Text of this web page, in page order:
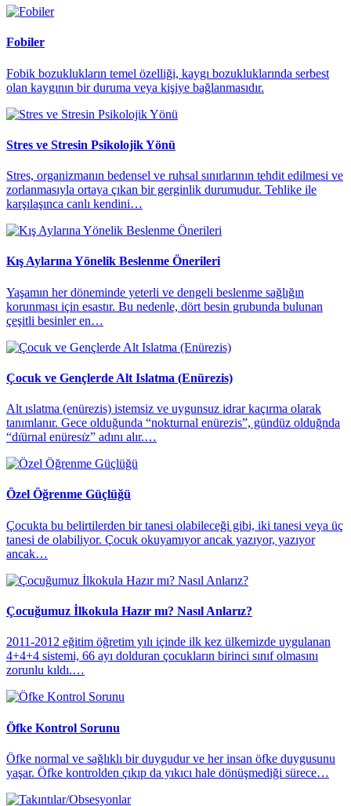
Fobiler
Fobik bozuklukların temel özelliği, kaygı bozukluklarında serbest
olan kaygının bir duruma veya kişiye bağlanmasıdır.
Stres ve Stresin Psikolojik Yönü
Stres, organizmanın bedensel ve ruhsal sınırlarının tehdit edilmesi ve
zorlanmasıyla ortaya çıkan bir gerginlik durumudur. Tehlike ile
karşılaşınca canlı kendini…
Kış Aylarına Yönelik Beslenme Önerileri
Yaşamın her döneminde yeterli ve dengeli beslenme sağlığın
korunması için esastır. Bu nedenle, dört besin grubunda bulunan
çeşitli besinler en…
Çocuk ve Gençlerde Alt Islatma (Enürezis)
Alt ıslatma (enürezis) istemsiz ve uygunsuz idrar kaçırma olarak
tanımlanır. Gece olduğunda “nokturnal enürezis”, gündüz olduğnda
“dı̇ürnal enüresı̇z” adını alır.…
Özel Öğrenme Güçlüğü
Çocukta bu belirtilerden bir tanesi olabileceği gibi, iki tanesi veya üç
tanesi de olabiliyor. Çocuk okuyamıyor ancak yazıyor, yazıyor
ancak…
Çocuğumuz İlkokula Hazır mı? Nasıl Anlarız?
​2011-2012 eğitim öğretim yılı içinde ilk kez ülkemizde uygulanan
4+4+4 sistemi, 66 ayı dolduran çocukların birinci sınıf olmasını
zorunlu kıldı.…
Öfke Kontrol Sorunu
Öfke normal ve sağlıklı bir duygudur ve her insan öfke duygusunu
yaşar. Öfke kontrolden çıkıp da yıkıcı hale dönüşmediği sürece…